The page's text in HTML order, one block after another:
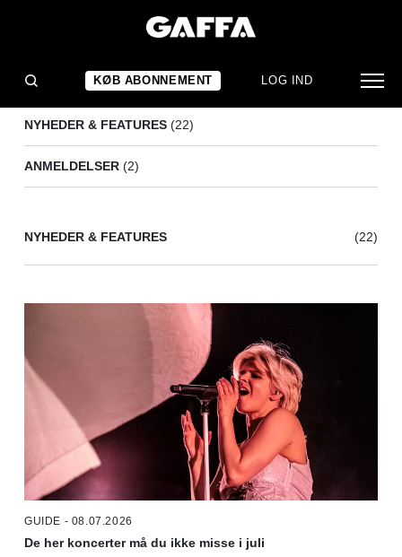
KØB ABONNEMENT LOG IND
NYHEDER & FEATURES (22)
ANMELDELSER (2)
NYHEDER & FEATURES (22)
GUIDE - 08.07.2026
De her koncerter må du ikke misse i juli